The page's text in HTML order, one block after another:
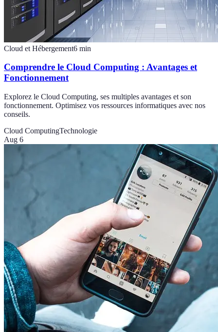
Cloud et Hébergement6 min
Comprendre le Cloud Computing : Avantages et
Fonctionnement
Explorez le Cloud Computing, ses multiples avantages et son
fonctionnement. Optimisez vos ressources informatiques avec nos
conseils.
Cloud ComputingTechnologie
Aug 6